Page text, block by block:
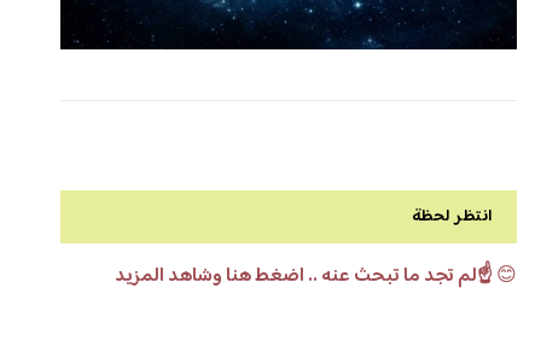
انتظر لحظة
😊☝️لم تجد ما تبحث عنه .. اضغط هنا وشاهد المزيد